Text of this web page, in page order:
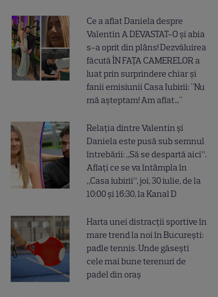
Ce a aflat Daniela despre
Valentin A DEVASTAT-O și abia
s-a oprit din plâns! Dezvăluirea
făcută ÎN FAȚA CAMERELOR a
luat prin surprindere chiar și
fanii emisiunii Casa Iubirii: "Nu
mă așteptam! Am aflat..."
Relația dintre Valentin și
Daniela este pusă sub semnul
întrebării: „Să se despartă aici”.
Aflați ce se va întâmpla în
„Casa iubirii”, joi, 30 iulie, de la
10:00 și 16:30, la Kanal D
Harta unei distracții sportive în
mare trend la noi în București:
padle tennis. Unde găsești
cele mai bune terenuri de
padel din oraș